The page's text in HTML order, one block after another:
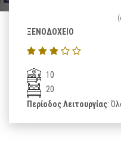
ΞΕΝΟΔΟΧΕΙΟ
10
20
Περίοδος Λειτουργίας: